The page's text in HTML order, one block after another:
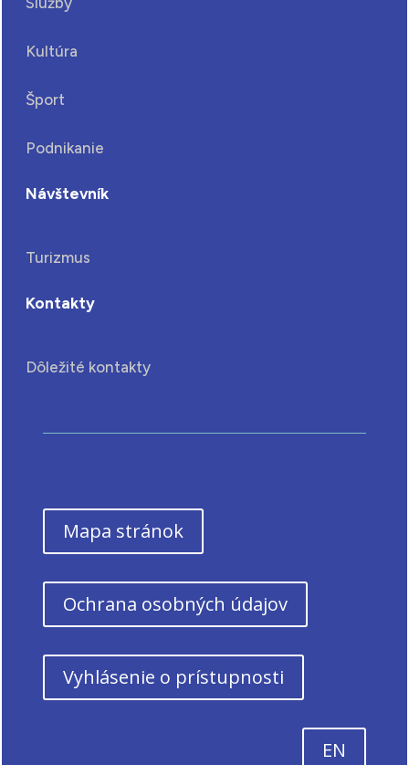
Kultúra
Šport
Podnikanie
Návštevník
Turizmus
Kontakty
Dôležité kontakty
Mapa stránok
Ochrana osobných údajov
Vyhlásenie o prístupnosti
EN